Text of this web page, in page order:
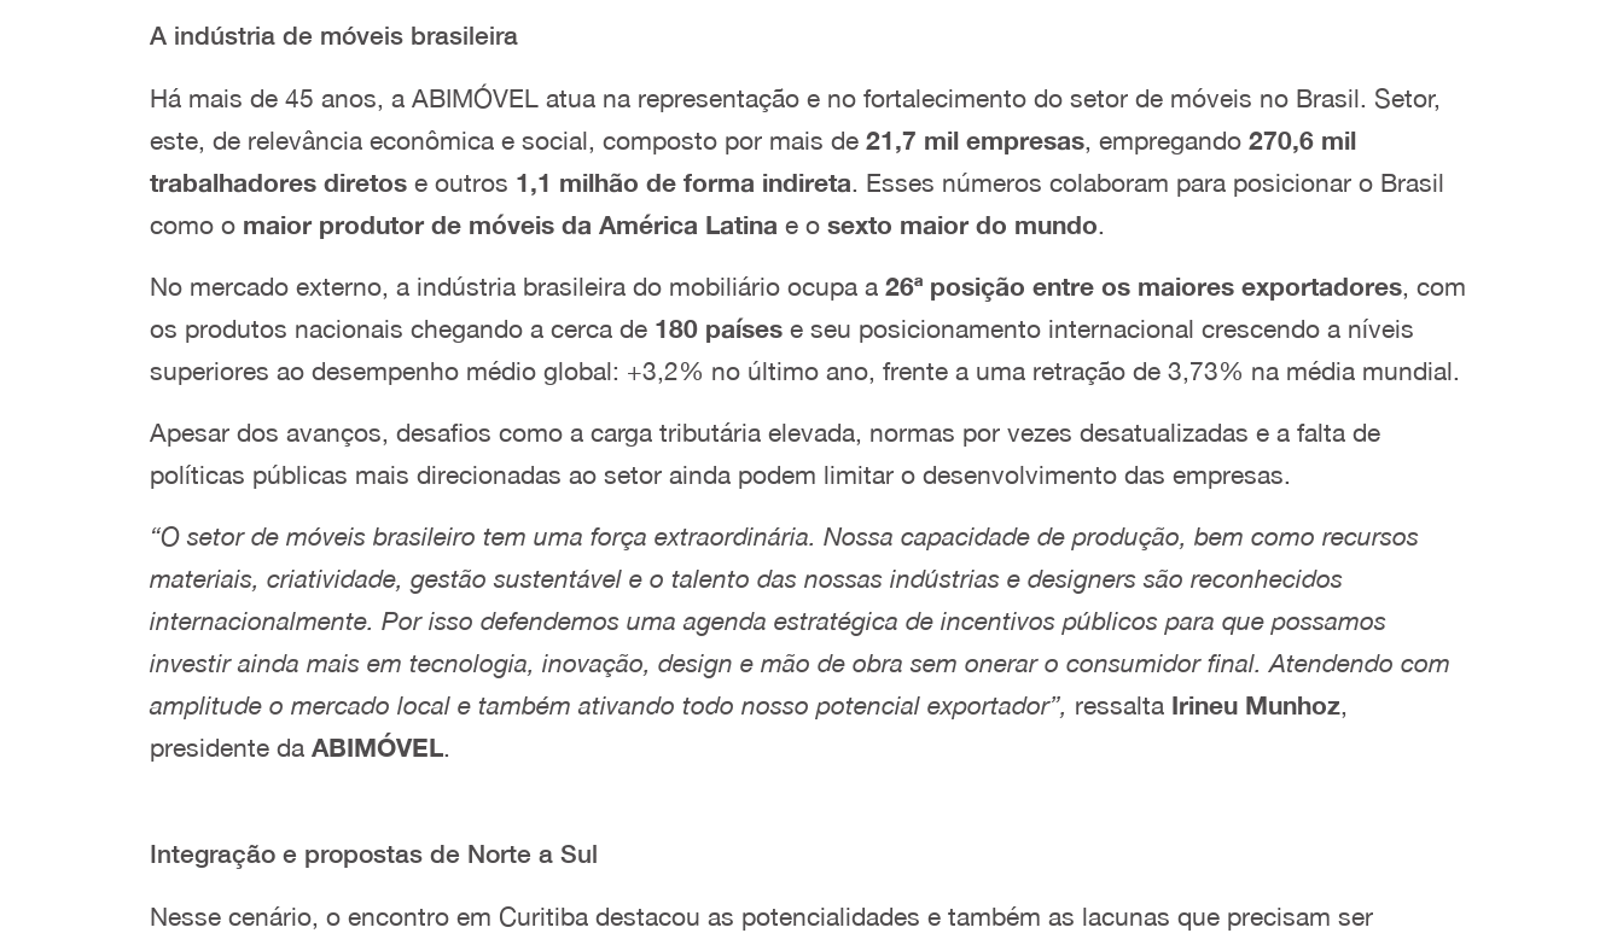
A indústria de móveis brasileira
Há mais de 45 anos, a ABIMÓVEL atua na representação e no fortalecimento do setor de móveis no Brasil. Setor,
este, de relevância econômica e social, composto por mais de 21,7 mil empresas , empregando 270,6 mil
trabalhadores diretos e outros 1,1 milhão de forma indireta . Esses números colaboram para posicionar o Brasil
como o maior produtor de móveis da América Latina e o sexto maior do mundo
No mercado externo, a indústria brasileira do mobiliário ocupa a 26ª posição entre os maiores exportadores , com
os produtos nacionais chegando a cerca de 180 países e seu posicionamento internacional crescendo a níveis
superiores ao desempenho médio global: +3,2% no último ano, frente a uma retração de 3,73% na média mundial.
Apesar dos avanços, desafios como a carga tributária elevada, normas por vezes desatualizadas e a falta de
políticas públicas mais direcionadas ao setor ainda podem limitar o desenvolvimento das empresas.
“O setor de móveis brasileiro tem uma força extraordinária. Nossa capacidade de produção, bem como recursos
materiais, criatividade, gestão sustentável e o talento das nossas indústrias e designers são reconhecidos
internacionalmente. Por isso defendemos uma agenda estratégica de incentivos públicos para que possamos
investir ainda mais em tecnologia, inovação, design e mão de obra sem onerar o consumidor final. Atendendo com
amplitude o mercado local e também ativando todo nosso potencial exportador”, ressalta Irineu Munhoz
presidente da ABIMÓVEL
Integração e propostas de Norte a Sul
Nesse cenário, o encontro em Curitiba destacou as potencialidades e também as lacunas que precisam ser